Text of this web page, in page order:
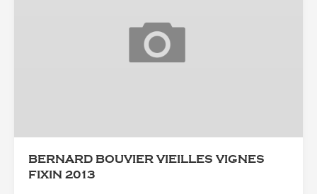
BERNARD BOUVIER VIEILLES VIGNES
FIXIN 2013